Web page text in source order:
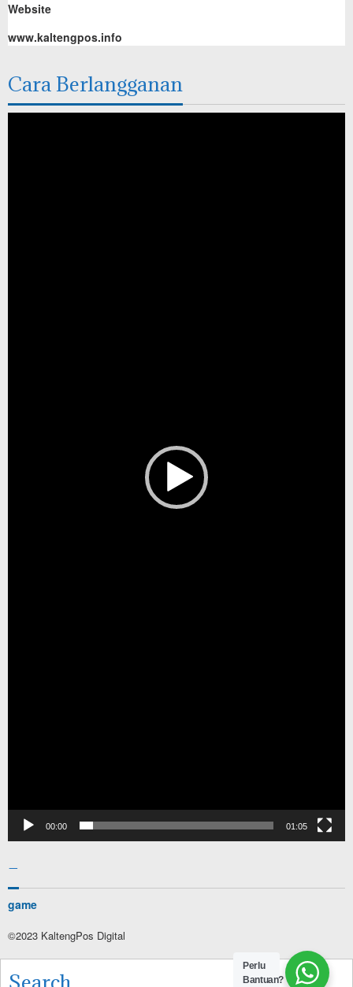
Website
www.kaltengpos.info
Cara Berlangganan
00:00 01:05
–
game
©2023 KaltengPos Digital
Perlu
Bantuan?